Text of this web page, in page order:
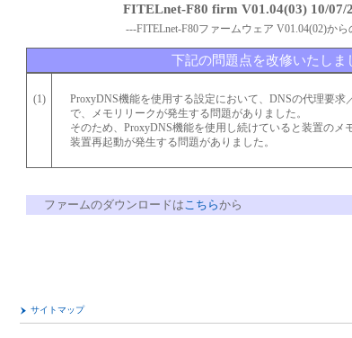
FITELnet-F80 firm V01.04(03) 10/07/
---FITELnet-F80ファームウェア V01.04(02)か
下記の問題点を改修いたしま
(1)
ProxyDNS機能を使用する設定において、DNSの代理要求
で、メモリリークが発生する問題がありました。
そのため、ProxyDNS機能を使用し続けていると装置のメ
装置再起動が発生する問題がありました。
ファームのダウンロードはこちらから
サイトマップ